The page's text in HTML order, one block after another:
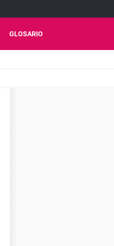
GLOSARIO